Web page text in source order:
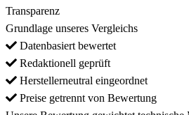
Transparenz
Grundlage unseres Vergleichs
Datenbasiert bewertet
Redaktionell geprüft
Herstellerneutral eingeordnet
Preise getrennt von Bewertung